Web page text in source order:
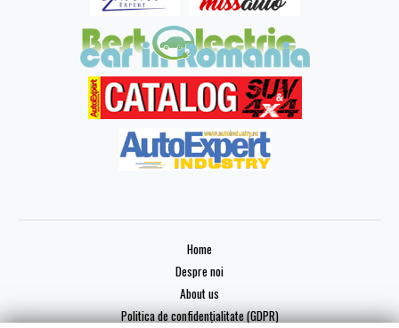
Home
Despre noi
About us
Politica de confidențialitate (GDPR)